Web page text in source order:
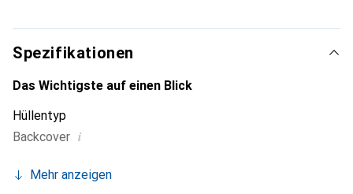
die Marke Noreve eine zuverlässige Wahl für eine
anspruchsvolle Klientel.
Spezifikationen
Das Wichtigste auf einen Blick
Hüllentyp
Backcover i
Mehr anzeigen